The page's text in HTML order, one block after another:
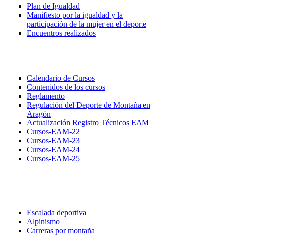
Plan de Igualdad
Manifiesto por la igualdad y la
participación de la mujer en el deporte
Encuentros realizados
Calendario de Cursos
Contenidos de los cursos
Reglamento
Regulación del Deporte de Montaña en
Aragón
Actualización Registro Técnicos EAM
Cursos-EAM-22
Cursos-EAM-23
Cursos-EAM-24
Cursos-EAM-25
Escalada deportiva
Alpinismo
Carreras por montaña